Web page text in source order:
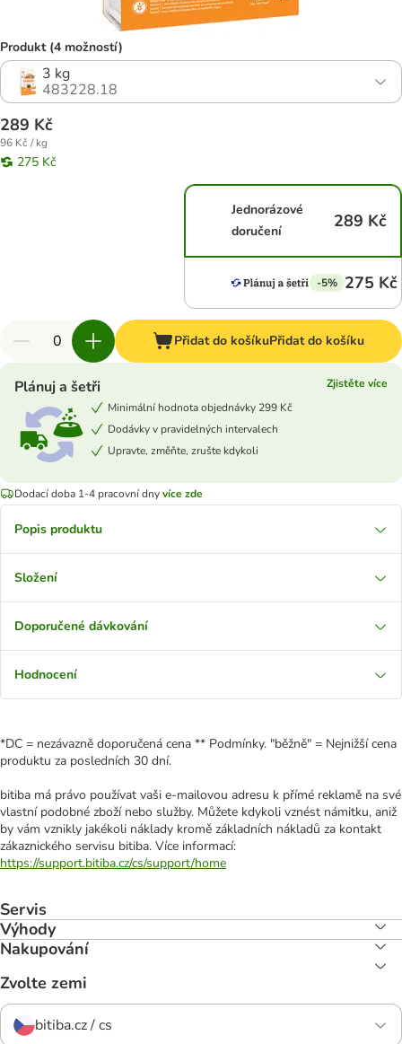
Produkt (4 možností)
3 kg
483228.18
289 Kč
96 Kč / kg
275 Kč
Jednorázové
doručení
289 Kč
-5% 275 Kč
Přidat do košíkuPřidat do košíku
Plánuj a šetři
Zjistěte více
Minimální hodnota objednávky 299 Kč
Dodávky v pravidelných intervalech
Upravte, změňte, zrušte kdykoli
Dodací doba 1-4 pracovní dnyvíce zde
Popis produktu
Složení
Doporučené dávkování
Hodnocení
*DC = nezávazně doporučená cena ** Podmínky. "běžně" = Nejnižší cena
produktu za posledních 30 dní.
bitiba má právo používat vaši e-mailovou adresu k přímé reklamě na své
vlastní podobné zboží nebo služby. Můžete kdykoli vznést námitku, aniž
by vám vznikly jakékoli náklady kromě základních nákladů za kontakt
zákaznického servisu bitiba. Více informací:
https://support.bitiba.cz/cs/support/home
Servis
Výhody
Nakupování
Zvolte zemi
bitiba.cz / cs